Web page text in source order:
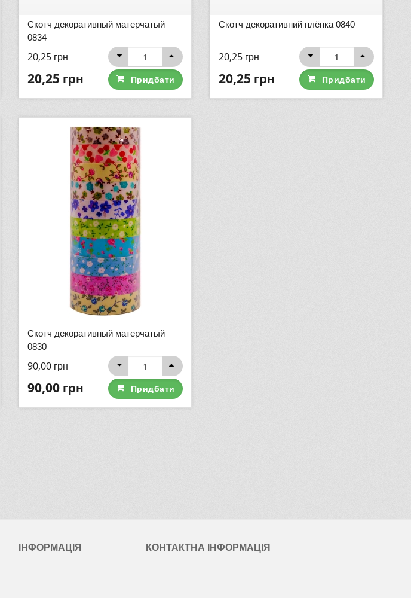
Скотч декоративный матерчатый
0834
20,25 грн
20,25 грн Придбати
Скотч декоративний плёнка 0840
20,25 грн
20,25 грн Придбати
Скотч декоративный матерчатый
0830
90,00 грн
90,00 грн Придбати
ІНФОРМАЦІЯ КОНТАКТНА ІНФОРМАЦІЯ